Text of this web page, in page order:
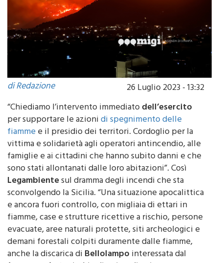
di Redazione
26 Luglio 2023 - 13:32
“Chiediamo l’intervento immediatodell’esercito
per supportare le azionidi spegnimento delle
fiammee il presidio dei territori. Cordoglio per la
vittima e solidarietà agli operatori antincendio, alle
famiglie e ai cittadini che hanno subito danni e che
sono stati allontanati dalle loro abitazioni”. Così
Legambientesul dramma degli incendi che sta
sconvolgendo la Sicilia. “Una situazione apocalittica
e ancora fuori controllo, con migliaia di ettari in
fiamme, case e strutture ricettive a rischio, persone
evacuate, aree naturali protette, siti archeologici e
demani forestali colpiti duramente dalle fiamme,
anche la discarica diBellolampointeressata dal